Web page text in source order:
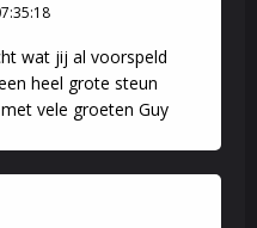
wat jij al voorspeld
heel grote steun
vele groeten Guy